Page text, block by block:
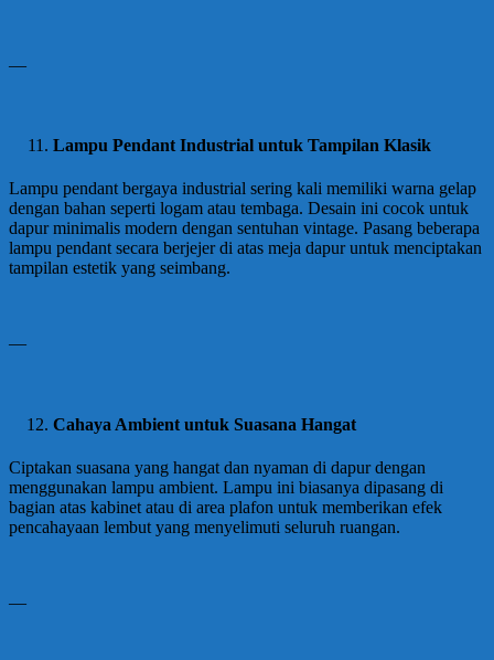
—
Lampu Pendant Industrial untuk Tampilan Klasik
Lampu pendant bergaya industrial sering kali memiliki warna gelap
dengan bahan seperti logam atau tembaga. Desain ini cocok untuk
dapur minimalis modern dengan sentuhan vintage. Pasang beberapa
lampu pendant secara berjejer di atas meja dapur untuk menciptakan
tampilan estetik yang seimbang.
—
Cahaya Ambient untuk Suasana Hangat
Ciptakan suasana yang hangat dan nyaman di dapur dengan
menggunakan lampu ambient. Lampu ini biasanya dipasang di
bagian atas kabinet atau di area plafon untuk memberikan efek
pencahayaan lembut yang menyelimuti seluruh ruangan.
—